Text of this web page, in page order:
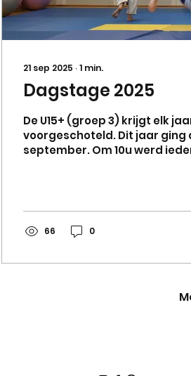
21 sep 2025 ∙1 min.
Dagstage 2025
De U15+ (groep 3) krijgt elk
voorgeschoteld. Dit jaar ging
september. Om 10u werd
66 0